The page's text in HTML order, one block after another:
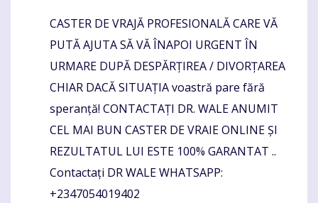
Komentaras
CASTER DE VRAJĂ PROFESIONALĂ CARE VĂ
PUTĂ AJUTA SĂ VĂ ÎNAPOI URGENT ÎN
URMARE DUPĂ DESPĂRȚIREA / DIVORȚAREA
CHIAR DACĂ SITUAȚIA voastră pare fără
speranță! CONTACTAȚI DR. WALE ANUMIT
CEL MAI BUN CASTER DE VRAIE ONLINE ȘI
REZULTATUL LUI ESTE 100% GARANTAT ..
Contactați DR WALE WHATSAPP:
+2347054019402